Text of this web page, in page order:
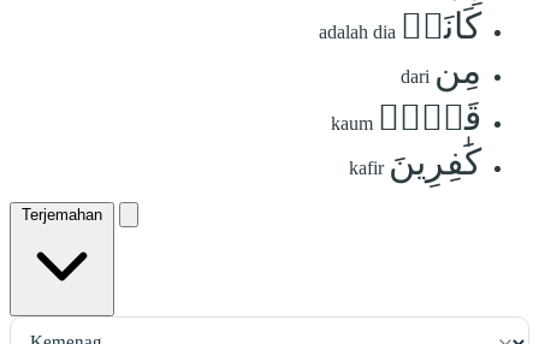
كَانَتۡ adalah dia
مِن dari
قَوۡمٖ kaum
كَٰفِرِينَ kafir
Terjemahan